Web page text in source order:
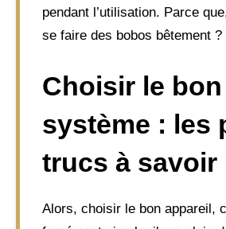
pendant l’utilisation. Parce
se faire des bobos bêtement ?
Choisir le bon
système : les
trucs à savoir
Alors, choisir le bon appareil,